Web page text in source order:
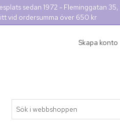
sedan 1972 - Fleminggatan
vid ordersumma över 650 kr
Skapa konto